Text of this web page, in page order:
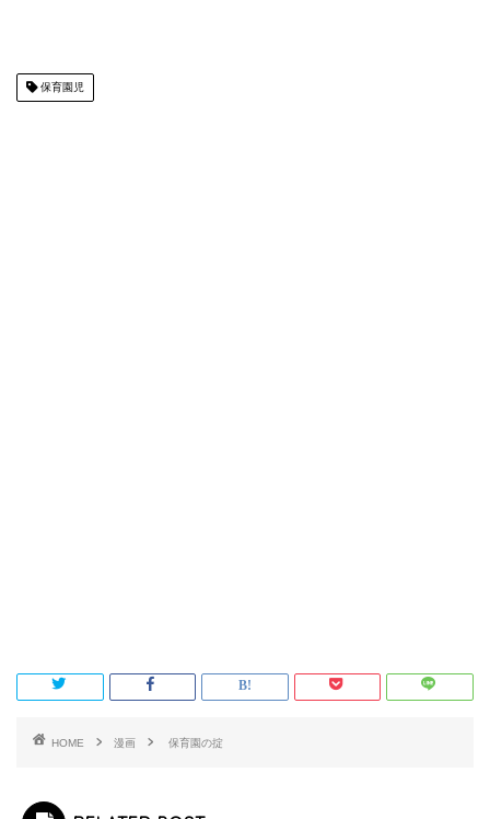
保育園児
HOME 漫画 保育園の掟